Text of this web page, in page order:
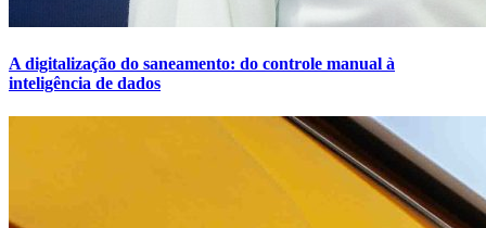
A digitalização do saneamento: do controle manual à
inteligência de dados